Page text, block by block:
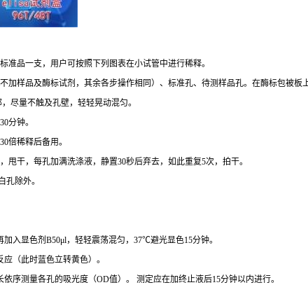
准品一支，用户可按照下列图表在小试管中进行稀释。
加样品及酶标试剂，其余各步操作相同）、标准孔、待测样品孔。在酶标包被板
尽量不触及孔壁，轻轻晃动混匀。
30分钟。
30倍稀释后备用。
甩干，每孔加满洗涤液，静置30秒后弃去，如此重复5次，拍干。
孔除外。
加入显色剂 B50μl，轻轻震荡混匀， 37℃避光显色15分钟。
应（此时蓝色立转黄色）。
依序测量各孔的吸光度（OD值）。 测定应在加终止液后15分钟以内进行。